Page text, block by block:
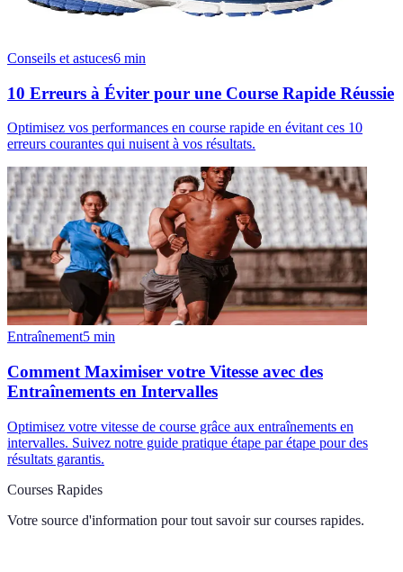
Conseils et astuces6 min
10 Erreurs à Éviter pour une Course Rapide Réussie
Optimisez vos performances en course rapide en évitant ces 10
erreurs courantes qui nuisent à vos résultats.
Entraînement5 min
Comment Maximiser votre Vitesse avec des
Entraînements en Intervalles
Optimisez votre vitesse de course grâce aux entraînements en
intervalles. Suivez notre guide pratique étape par étape pour des
résultats garantis.
Courses Rapides
Votre source d'information pour tout savoir sur courses rapides.